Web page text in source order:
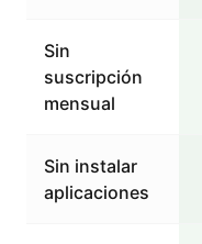
Sin
suscripción
mensual
Sin instalar
aplicaciones